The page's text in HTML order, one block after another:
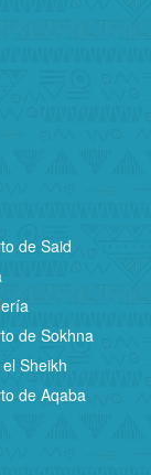
de Said
de Sokhna
Sheikh
de Aqaba